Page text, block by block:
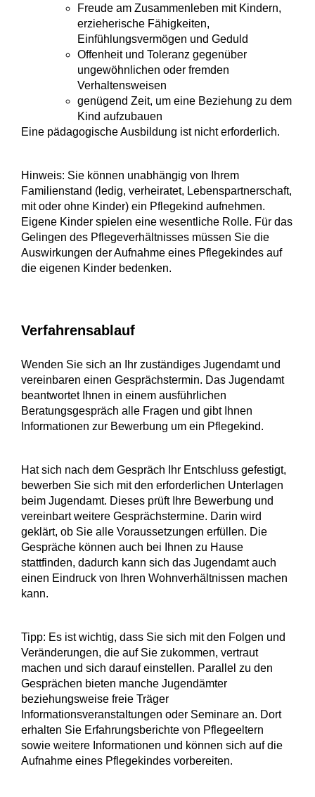
Freude am Zusammenleben mit Kindern,
erzieherische Fähigkeiten,
Einfühlungsvermögen und Geduld
Offenheit und Toleranz gegenüber
ungewöhnlichen oder fremden
Verhaltensweisen
genügend Zeit, um eine Beziehung zu dem
Kind aufzubauen
Eine pädagogische Ausbildung ist nicht erforderlich.
Hinweis: Sie können unabhängig von Ihrem
Familienstand (ledig, verheiratet, Lebenspartnerschaft,
mit oder ohne Kinder) ein Pflegekind aufnehmen.
Eigene Kinder spielen eine wesentliche Rolle. Für das
Gelingen des Pflegeverhältnisses müssen Sie die
Auswirkungen der Aufnahme eines Pflegekindes auf
die eigenen Kinder bedenken.
Verfahrensablauf
Wenden Sie sich an Ihr zuständiges Jugendamt und
vereinbaren einen Gesprächstermin. Das Jugendamt
beantwortet Ihnen in einem ausführlichen
Beratungsgespräch alle Fragen und gibt Ihnen
Informationen zur Bewerbung um ein Pflegekind.
Hat sich nach dem Gespräch Ihr Entschluss gefestigt,
bewerben Sie sich mit den erforderlichen Unterlagen
beim Jugendamt. Dieses prüft Ihre Bewerbung und
vereinbart weitere Gesprächstermine. Darin wird
geklärt, ob Sie alle Voraussetzungen erfüllen. Die
Gespräche können auch bei Ihnen zu Hause
stattfinden, dadurch kann sich das Jugendamt auch
einen Eindruck von Ihren Wohnverhältnissen machen
kann.
Tipp: Es ist wichtig, dass Sie sich mit den Folgen und
Veränderungen, die auf Sie zukommen, vertraut
machen und sich darauf einstellen. Parallel zu den
Gesprächen bieten manche Jugendämter
beziehungsweise freie Träger
Informationsveranstaltungen oder Seminare an. Dort
erhalten Sie Erfahrungsberichte von Pflegeeltern
sowie weitere Informationen und können sich auf die
Aufnahme eines Pflegekindes vorbereiten.